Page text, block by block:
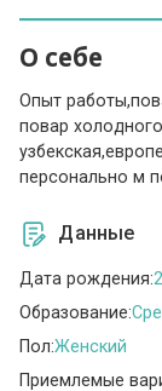
О себе
Опыт
повар
персонально м
Данные
Дата рождения:
Образование:
Пол:Женский
Приемлемые